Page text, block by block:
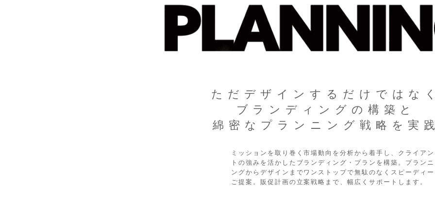
ただデザインするだけではな
ブランディングの構築と
綿密なプランニング戦略を実
ミッションを取り巻く市場動向を分析から着手し、クライアン
トの強みを活かしたブランディング・プランを構築。プランニ
ングからデザインまでワンストップで無駄のなくスピーディー
ご提案。販促計画の立案戦略まで、幅広くサポートします。